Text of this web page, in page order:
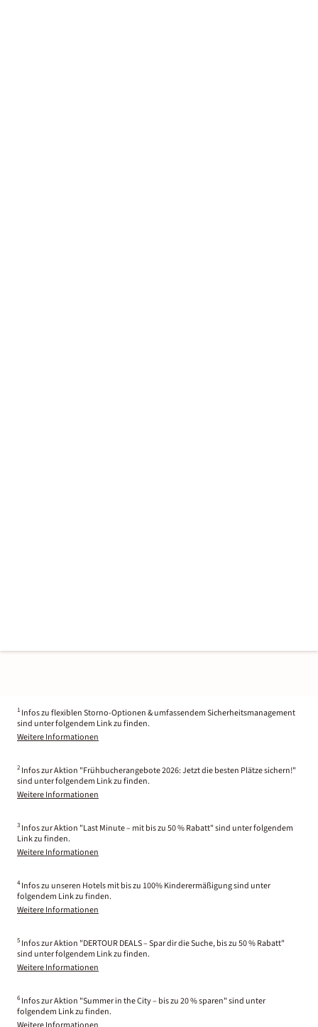
1 Infos zu flexiblen Storno-Optionen & umfassendem Sicherheitsmanagement
sind unter folgendem Link zu finden.
Weitere Informationen
2 Infos zur Aktion "Frühbucherangebote 2026: Jetzt die besten Plätze sichern!"
sind unter folgendem Link zu finden.
Weitere Informationen
3 Infos zur Aktion "Last Minute – mit bis zu 50 % Rabatt" sind unter folgendem
Link zu finden.
Weitere Informationen
4 Infos zu unseren Hotels mit bis zu 100% Kinderermäßigung sind unter
folgendem Link zu finden.
Weitere Informationen
5 Infos zur Aktion "DERTOUR DEALS – Spar dir die Suche, bis zu 50 % Rabatt"
sind unter folgendem Link zu finden.
Weitere Informationen
6 Infos zur Aktion "Summer in the City – bis zu 20 % sparen" sind unter
folgendem Link zu finden.